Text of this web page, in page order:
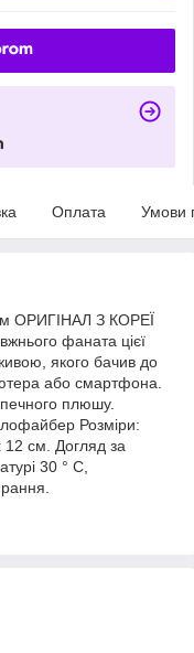
Оплата Умови
ОРИГІНАЛ З КОРЕЇ
фаната цієї
якого бачив до
або смартфона.
плюшу.
Розміри:
см. Догляд за
30 ° С,